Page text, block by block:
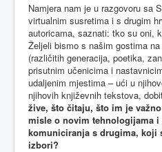
Namjera nam je u razgovoru sa
virtualnim susretima i s drugim
autoricama, saznati: tko su oni,
Željeli bismo s našim gostima
(različitih generacija, poetika,
prisutnim učenicima i
udaljenim mjestima – ući u
njihovih književnih tekstova,
žive, što čitaju, što im je
misle o novim tehnologijama
komuniciranja s drugima,
izbori?